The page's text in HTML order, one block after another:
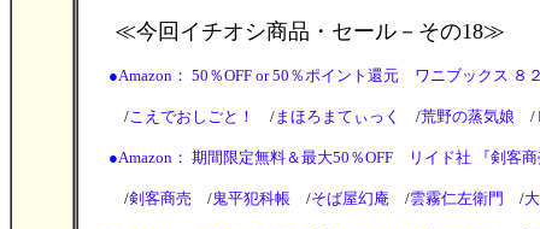
≪今回イチオシ商品・セール －その18≫
●Amazon： 50％OFF or 50％ポイント還元 ワニブックス ８
/こえでおしごと！ /まほろまてぃっく /荒野の蒸気娘 /
●Amazon： 期間限定無料＆最大50％OFF リイド社 『剣客
/剣客商売 /鬼平犯科帳 /そば屋幻庵 /雲霧仁左衛門 /